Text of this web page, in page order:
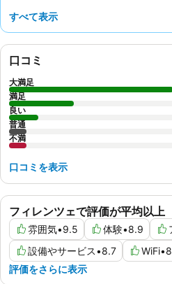
しみやすさと、
す。
すべて表示
フィレンツェで評価が平均以上
雰囲気•9.5 体験•8.9
設備やサービス•8.7 WiFi•
評価をさらに表示
口コミ
大満足
満足
良い
普通
不満
口コミを表示